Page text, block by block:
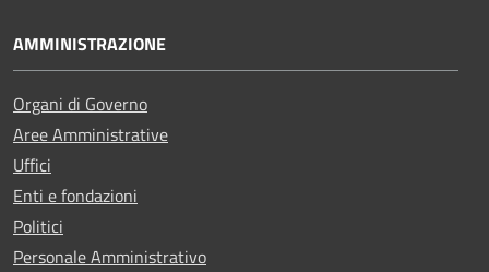
AMMINISTRAZIONE
Organi di Governo
Aree Amministrative
Uffici
Enti e fondazioni
Politici
Personale Amministrativo